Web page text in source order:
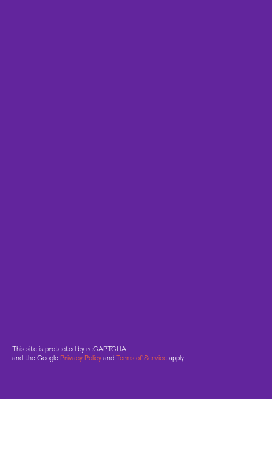
This site is protected by reCAPTCHA
and the Google Privacy Policy and Terms of Service apply.